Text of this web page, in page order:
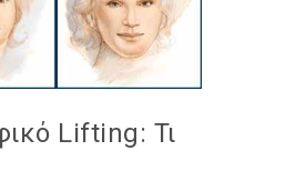
Lifting: Τι